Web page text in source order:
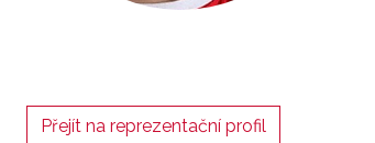
Přejít na reprezentační profil